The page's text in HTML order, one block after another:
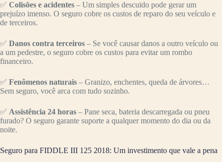
✅ Colisões e acidentes – Um simples descuido pode gerar um
prejuízo imenso. O seguro cobre os custos de reparo do seu veículo e
de terceiros.
✅ Danos contra terceiros – Se você causar danos a outro veículo ou
a um pedestre, o seguro cobre os custos para evitar um rombo
financeiro.
✅ Fenômenos naturais – Granizo, enchentes, queda de árvores…
Sem seguro, você arca com tudo sozinho.
✅ Assistência 24 horas – Pane seca, bateria descarregada ou pneu
furado? O seguro garante suporte a qualquer momento do dia ou da
noite.
Seguro para FIDDLE III 125 2018: Um investimento que vale a pena